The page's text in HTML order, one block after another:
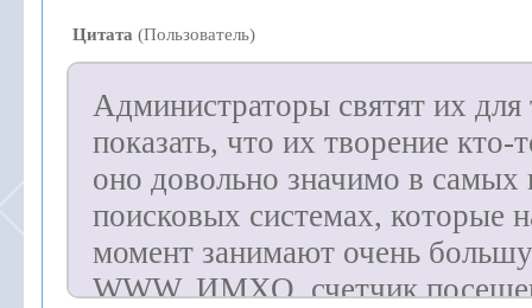
Цитата (Пользователь)
Администраторы святят их для
показать, что их творение кто-
оно довольно значимо в самых
поисковых системах, которые
момент занимают очень
WWW. ИМХО, счетчик